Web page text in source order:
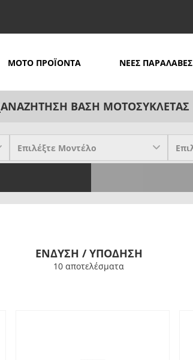
MOTO ΠΡΟΪΟΝΤΑ ΝΕΕΣ ΠΑΡΑΛΑΒΕΣ
ΑΝΑΖΗΤΗΣΗ ΒΑΣΗ ΜΟΤΟΣΥΚΛΕΤΑΣ
ΕΝΔΥΣΗ / ΥΠΟΔΗΣΗ
10 απoτελέσματα